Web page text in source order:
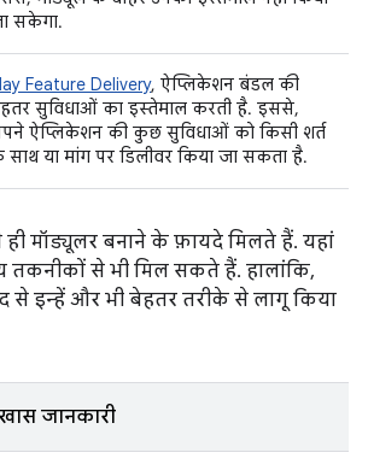
सकेगा.
Feature Delivery, ऐप्लिकेशन बंडल की
सुविधाओं का इस्तेमाल करती है. इससे,
ऐप्लिकेशन की कुछ सुविधाओं को किसी शर्त
साथ या मांग पर डिलीवर किया जा सकता है.
मॉड्यूलर बनाने के फ़ायदे मिलते हैं. यहां
तकनीकों से भी मिल सकते हैं. हालांकि,
से इन्हें और भी बेहतर तरीके से लागू किया
जानकारी